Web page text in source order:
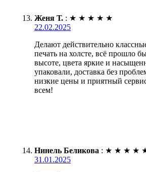
Женя Т. : ★ ★ ★ ★ ★
22.02.2025
Делают действительно
печать на холсте, всё прошло
высоте, цвета яркие и
упаковали, доставка без
низкие цены и приятный
всем!
Нинель Беликова : ★ ★ ★ ★
31.01.2025